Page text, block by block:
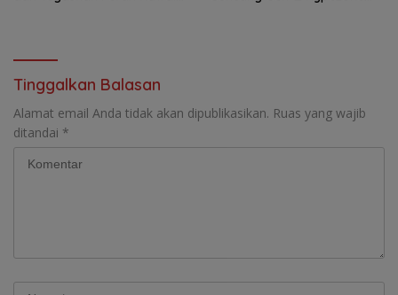
Tinggalkan Balasan
Alamat email Anda tidak akan dipublikasikan. Ruas yang wajib
ditandai *